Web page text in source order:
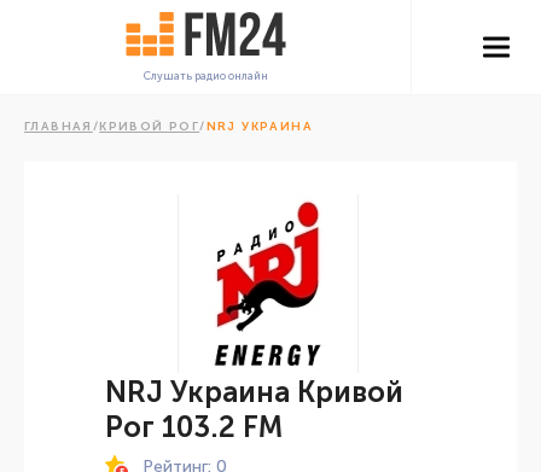
Слушать радио онлайн
ГЛАВНАЯ /КРИВОЙ РОГ/NRJ УКРАИНА
NRJ Украина Кривой
Рог 103.2 FM
Рейтинг: 0